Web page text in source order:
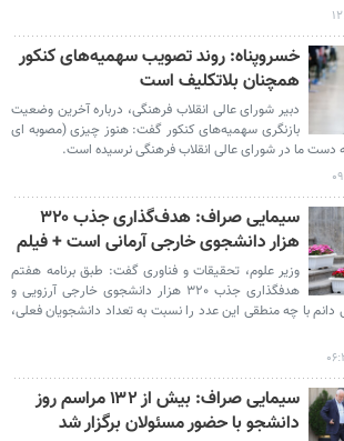
خسروپناه: روند تصویب سهمیه‌های کنکور
همچنان بلاتکلیف است
دبیر شورای عالی انقلاب فرهنگی، درباره آخرین وضعیت
بازنگری سهمیه‌های کنکور گفت: هنوز چیزی (مصوبه ای
ما در شورای عالی انقلاب فرهنگی نرسیده است.
سیمایی صراف: هدف‌گذاری جذب ۳۲۰
هزار دانشجوی خارجی آرمانی است + فیلم
وزیر علوم، تحقیقات و فناوری گفت: طبق برنامه هفتم
هدفگذاری جذب ۳۲۰ هزار دانشجوی خارجی آرزویی و
دانم با چه منطقی این عدد را نسبت به تعداد دانشجویان فعلی،
سیمایی صراف: بیش از ۱۳۲ مراسم روز
دانشجو با حضور مسئولان برگزار شد